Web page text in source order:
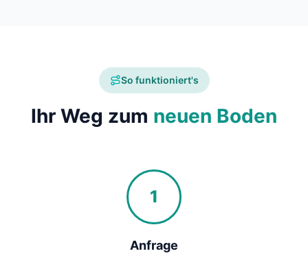
So funktioniert's
Ihr Weg zum neuen Boden
1
Anfrage